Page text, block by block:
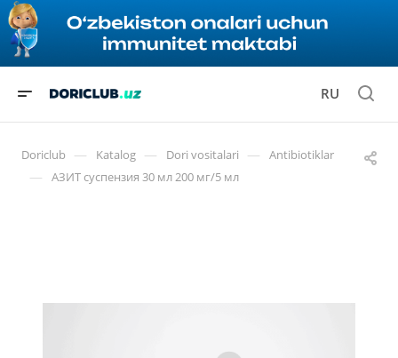
RU
Doriclub — Katalog — Dori vositalari — Antibiotiklar
— АЗИТ суспензия 30 мл 200 мг/5 мл